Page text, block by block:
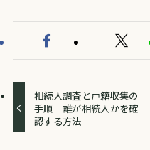
相続人調査と戸籍収集の
手順｜誰が相続人かを確
認する方法